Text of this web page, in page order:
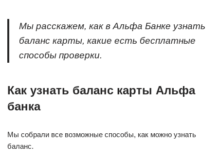
Мы расскажем, как в Альфа Банке узнать
баланс карты, какие есть бесплатные
способы проверки.
Как узнать баланс карты Альфа
банка
Мы собрали все возможные способы, как можно узнать
баланс.